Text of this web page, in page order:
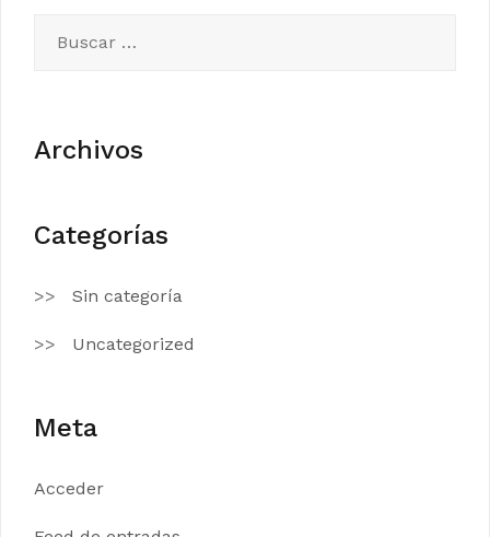
entradas
Archivos
Categorías
Sin categoría
Uncategorized
Meta
Acceder